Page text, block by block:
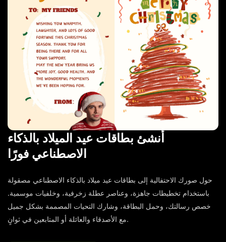
أنشئ بطاقات عيد الميلاد بالذكاء
الاصطناعي فورًا
حول صورك الاحتفالية إلى بطاقات عيد ميلاد بالذكاء الاصطناعي مصقولة
باستخدام تخطيطات جاهزة، وعناصر عطلة زخرفية، وخلفيات موسمية.
خصص رسالتك، وحمل البطاقة، وشارك التحيات المصممة بشكل جميل
مع الأصدقاء والعائلة أو المتابعين في ثوانٍ.